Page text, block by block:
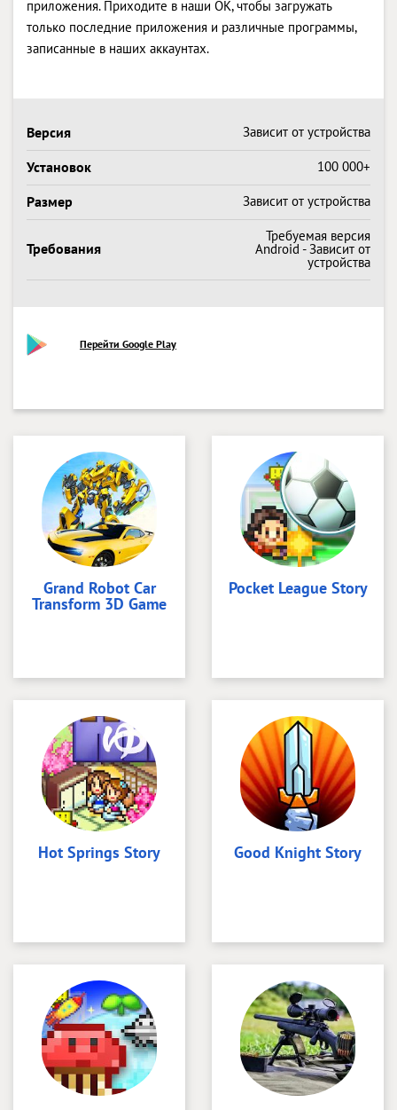
приложения. Приходите в наши OK, чтобы загружать
только последние приложения и различные программы,
записанные в наших аккаунтах.
Версия Зависит от устройства
Установок 100 000+
Размер Зависит от устройства
Требования
Требуемая версия
Android - Зависит от
устройства
Перейти Google Play
Grand Robot Car
Transform 3D Game
Pocket League Story
Hot Springs Story Good Knight Story